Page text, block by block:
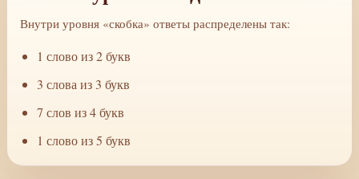
Внутри уровня «скобка» ответы распределены так:
1 слово из 2 букв
3 слова из 3 букв
7 слов из 4 букв
1 слово из 5 букв